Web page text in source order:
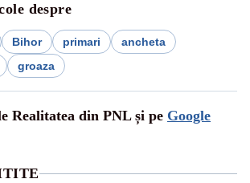
despre
Bihor primari
ancheta
groaza
Realitatea din PNL și pe Google